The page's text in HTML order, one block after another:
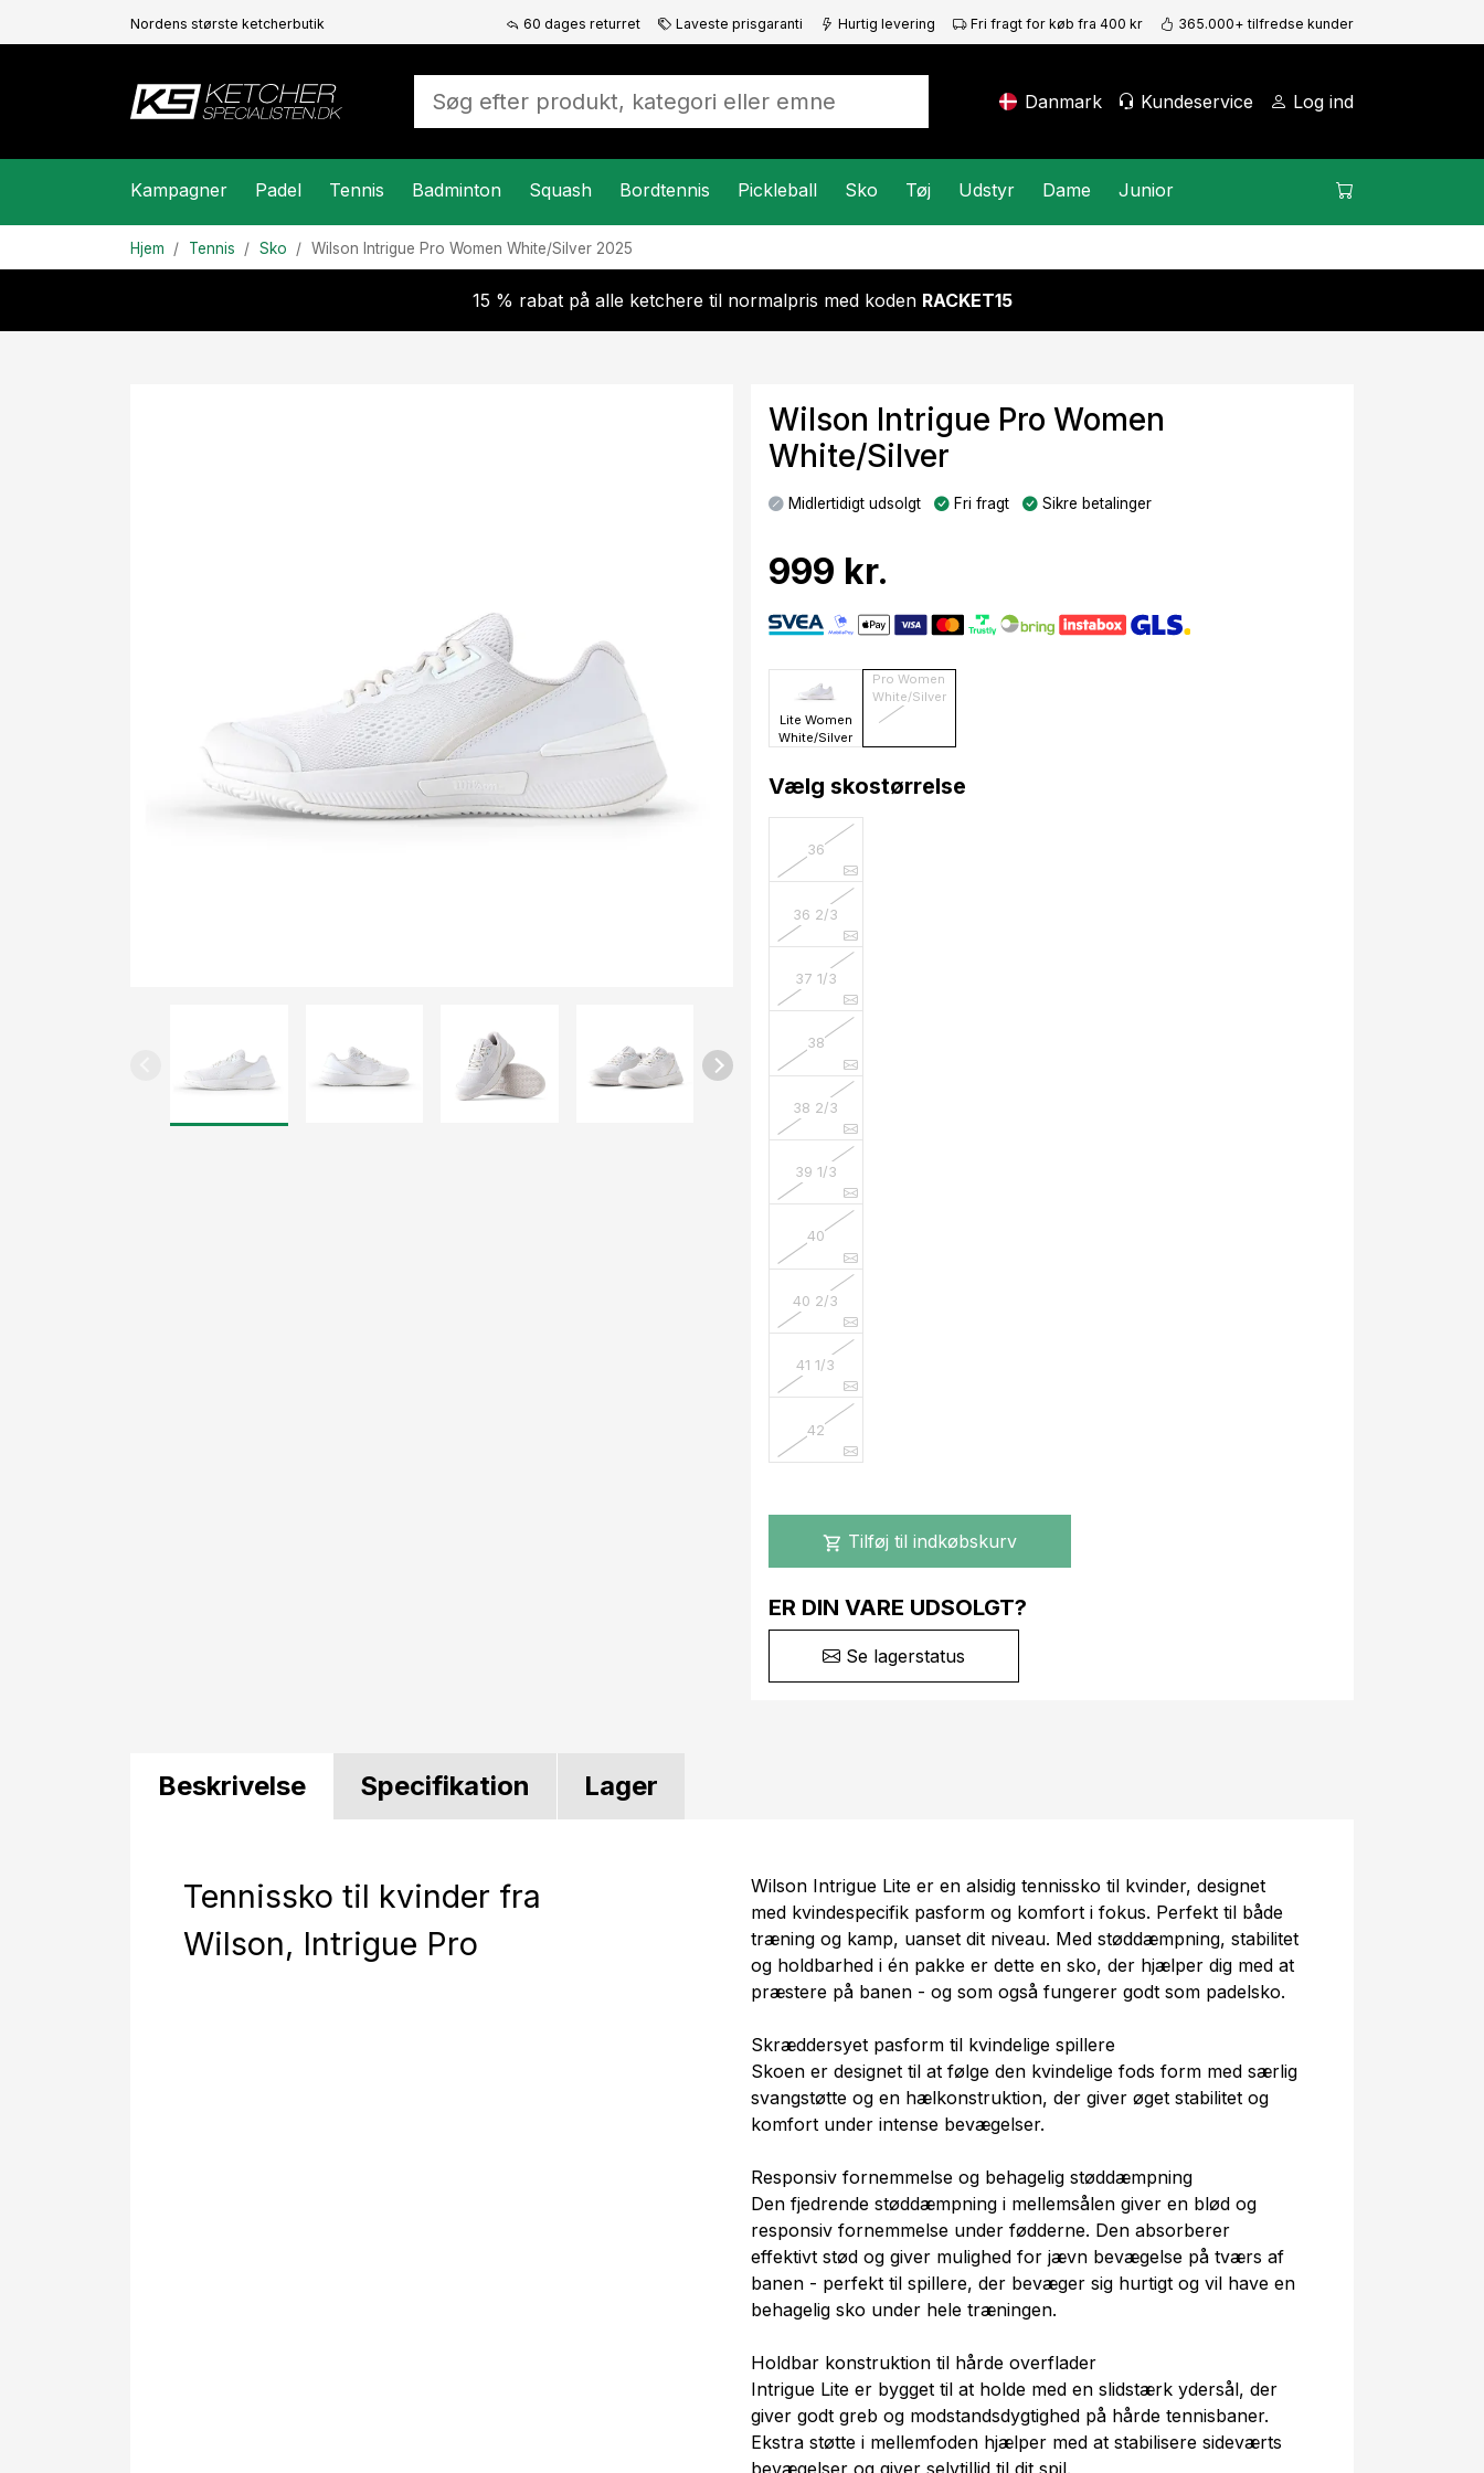
Nordens største ketcherbutik 60 dages returret Laveste prisgaranti Hurtig levering Fri fragt for køb fra 400 kr 365.000+ tilfredse kunder
Danmark Kundeservice Log ind
Kampagner Padel Tennis Badminton Squash Bordtennis Pickleball Sko Tøj Udstyr Dame Junior
Hjem Tennis Sko Wilson Intrigue Pro Women White/Silver 2025
15 % rabat på alle ketchere til normalpris med koden RACKET15
Wilson Intrigue Pro Women
White/Silver
Midlertidigt udsolgt Fri fragt Sikre betalinger
999 kr.
Lite Women
White/Silver
Pro Women
White/Silver
Vælg skostørrelse
36
36 2/3
37 1/3
38
38 2/3
39 1/3
40
40 2/3
41 1/3
42
shopping_cart Tilføj til indkøbskurv
ER DIN VARE UDSOLGT?
Se lagerstatus
Beskrivelse Specifikation Lager
Tennissko til kvinder fra
Wilson, Intrigue Pro
Wilson Intrigue Lite er en alsidig tennissko til kvinder, designet
med kvindespecifik pasform og komfort i fokus. Perfekt til både
træning og kamp, uanset dit niveau. Med støddæmpning, stabilitet
og holdbarhed i én pakke er dette en sko, der hjælper dig med at
præstere på banen - og som også fungerer godt som padelsko.
Skræddersyet pasform til kvindelige spillere
Skoen er designet til at følge den kvindelige fods form med særlig
svangstøtte og en hælkonstruktion, der giver øget stabilitet og
komfort under intense bevægelser.
Responsiv fornemmelse og behagelig støddæmpning
Den fjedrende støddæmpning i mellemsålen giver en blød og
responsiv fornemmelse under fødderne. Den absorberer
effektivt stød og giver mulighed for jævn bevægelse på tværs af
banen - perfekt til spillere, der bevæger sig hurtigt og vil have en
behagelig sko under hele træningen.
Holdbar konstruktion til hårde overflader
Intrigue Lite er bygget til at holde med en slidstærk ydersål, der
giver godt greb og modstandsdygtighed på hårde tennisbaner.
Ekstra støtte i mellemfoden hjælper med at stabilisere sideværts
bevægelser og giver selvtillid til dit spil.